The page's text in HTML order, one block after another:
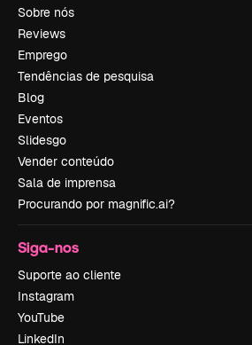
Sobre nós
Reviews
Emprego
Tendências de pesquisa
Blog
Eventos
Slidesgo
Vender conteúdo
Sala de imprensa
Procurando por magnific.ai?
Siga-nos
Suporte ao cliente
Instagram
YouTube
LinkedIn